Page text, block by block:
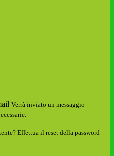
Verrà inviato un messaggio
Effettua il reset della password